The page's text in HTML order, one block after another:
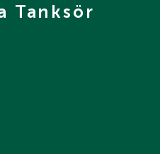
Tanksör